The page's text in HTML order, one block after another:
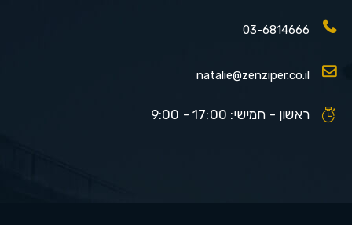
03-6814666
natalie@zenziper.co.il
ראשון - חמישי: 17:00 - 9:00